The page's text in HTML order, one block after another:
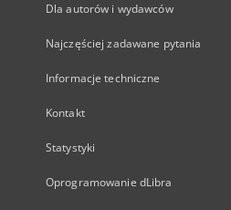
Dla autorów i wydawców
Najczęściej zadawane pytania
Informacje techniczne
Kontakt
Statystyki
Oprogramowanie dLibra